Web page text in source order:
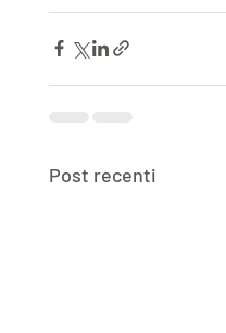
Post recenti